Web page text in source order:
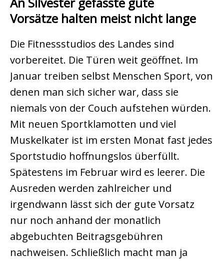
Vorsätze halten meist nicht lange
Die Fitnessstudios des Landes sind
vorbereitet. Die Türen weit geöffnet. Im
Januar treiben selbst Menschen Sport, von
denen man sich sicher war, dass sie
niemals von der Couch aufstehen würden.
Mit neuen Sportklamotten und viel
Muskelkater ist im ersten Monat fast jedes
Sportstudio hoffnungslos überfüllt.
Spätestens im Februar wird es leerer. Die
Ausreden werden zahlreicher und
irgendwann lässt sich der gute Vorsatz
nur noch anhand der monatlich
abgebuchten Beitragsgebühren
nachweisen. Schließlich macht man ja